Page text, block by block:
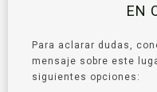
EN
Para aclarar dudas,
mensaje sobre este
siguientes opciones: